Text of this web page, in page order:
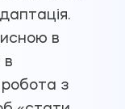
в
в
робота з